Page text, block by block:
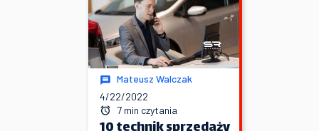
Mateusz Walczak
4/22/2022
7 min czytania